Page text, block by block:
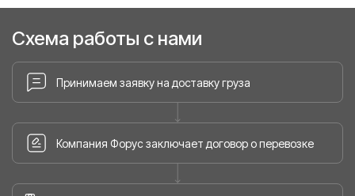
Схема работы с нами
Принимаем заявку на доставку груза
Компания Форус заключает договор о перевозке